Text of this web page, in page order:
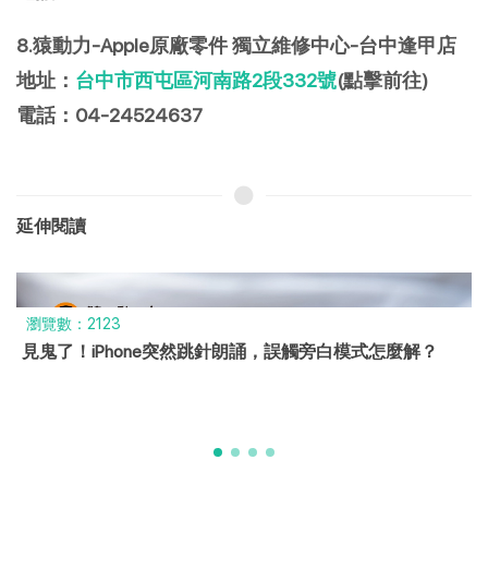
8.猿動力-Apple原廠零件 獨立維修中心-台中逢甲店
地址： 台中市西屯區河南路2段332號(點擊前往)
電話：04-24524637
延伸閱讀
瀏覽數：2123
見鬼了！iPhone突然跳針朗誦，誤觸旁白模式怎麼解？